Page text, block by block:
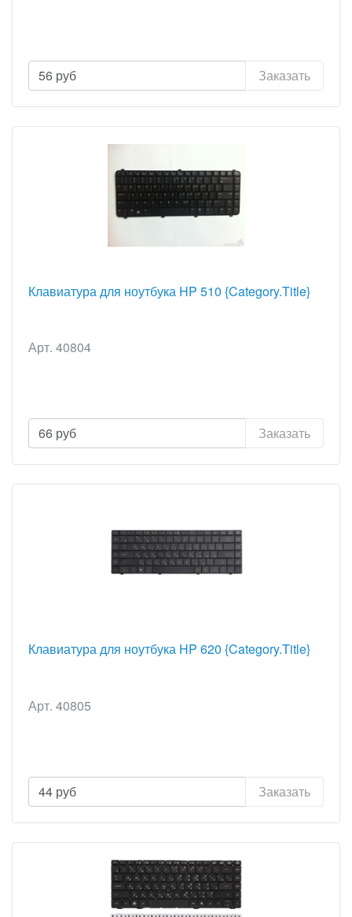
56 руб Заказать
Клавиатура для ноутбука HP 510 {Category.Title}
Арт. 40804
66 руб Заказать
Клавиатура для ноутбука HP 620 {Category.Title}
Арт. 40805
44 руб Заказать